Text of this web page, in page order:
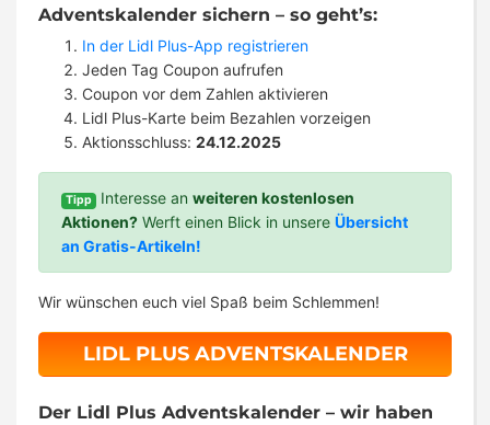
Adventskalender sichern – so geht’s:
In der Lidl Plus-App registrieren
Jeden Tag Coupon aufrufen
Coupon vor dem Zahlen aktivieren
Lidl Plus-Karte beim Bezahlen vorzeigen
Aktionsschluss: 24.12.2025
Tipp Interesse anweiteren kostenlosen
Aktionen? Werft einen Blick in unsere Übersicht
an Gratis-Artikeln!
Wir wünschen euch viel Spaß beim Schlemmen!
LIDL PLUS ADVENTSKALENDER
Der Lidl Plus Adventskalender – wir haben